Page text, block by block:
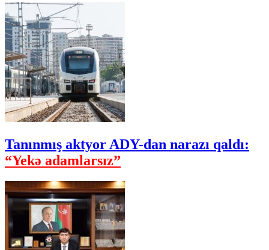
Tanınmış aktyor ADY-dan narazı qaldı:
“Yekə adamlarsız”